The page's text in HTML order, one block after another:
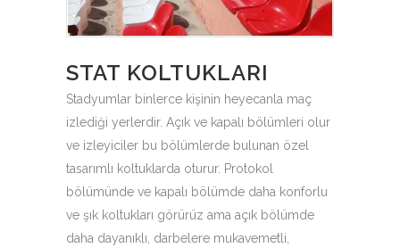
STAT KOLTUKLARI
Stadyumlar binlerce kişinin heyecanla maç
izlediği yerlerdir. Açık ve kapalı bölümleri olur
ve izleyiciler bu bölümlerde bulunan özel
tasarımlı koltuklarda oturur. Protokol
bölümünde ve kapalı bölümde daha konforlu
ve şık koltukları görürüz ama açık bölümde
daha dayanıklı, darbelere mukavemetli,